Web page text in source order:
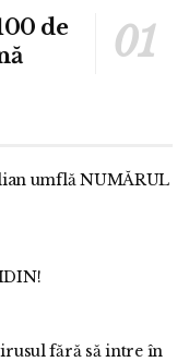
de
umflă NUMĂRUL
fără să intre în